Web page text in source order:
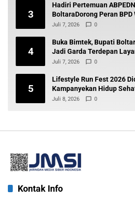
3
Hadiri Pertemuan
BoltaraDorong Peran
dan Transparan
Juli 7, 2026 0
4
Buka Bimtek, Bupati
Jadi Garda Terdepan
Juli 7, 2026 0
5
Lifestyle Run Fest 2026
Kampanyekan Hidup
Juli 8, 2026 0
Kontak Info